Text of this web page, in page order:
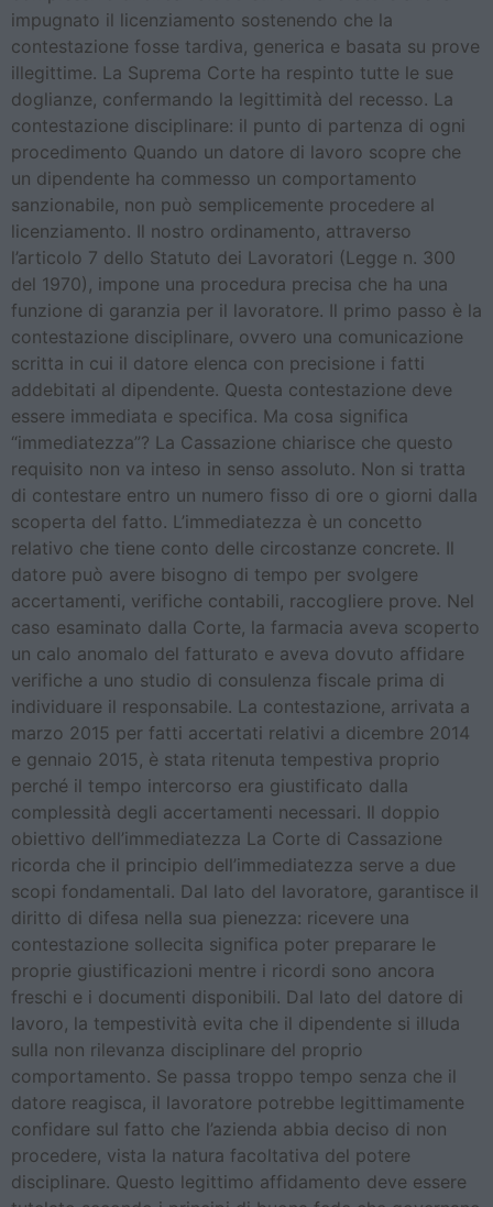
impugnato il licenziamento sostenendo che la
contestazione fosse tardiva, generica e basata su prove
illegittime. La Suprema Corte ha respinto tutte le sue
doglianze, confermando la legittimità del recesso. La
contestazione disciplinare: il punto di partenza di ogni
procedimento Quando un datore di lavoro scopre che
un dipendente ha commesso un comportamento
sanzionabile, non può semplicemente procedere al
licenziamento. Il nostro ordinamento, attraverso
l’articolo 7 dello Statuto dei Lavoratori (Legge n. 300
del 1970), impone una procedura precisa che ha una
funzione di garanzia per il lavoratore. Il primo passo è la
contestazione disciplinare, ovvero una comunicazione
scritta in cui il datore elenca con precisione i fatti
addebitati al dipendente. Questa contestazione deve
essere immediata e specifica. Ma cosa significa
“immediatezza”? La Cassazione chiarisce che questo
requisito non va inteso in senso assoluto. Non si tratta
di contestare entro un numero fisso di ore o giorni dalla
scoperta del fatto. L’immediatezza è un concetto
relativo che tiene conto delle circostanze concrete. Il
datore può avere bisogno di tempo per svolgere
accertamenti, verifiche contabili, raccogliere prove. Nel
caso esaminato dalla Corte, la farmacia aveva scoperto
un calo anomalo del fatturato e aveva dovuto affidare
verifiche a uno studio di consulenza fiscale prima di
individuare il responsabile. La contestazione, arrivata a
marzo 2015 per fatti accertati relativi a dicembre 2014
e gennaio 2015, è stata ritenuta tempestiva proprio
perché il tempo intercorso era giustificato dalla
complessità degli accertamenti necessari. Il doppio
obiettivo dell’immediatezza La Corte di Cassazione
ricorda che il principio dell’immediatezza serve a due
scopi fondamentali. Dal lato del lavoratore, garantisce il
diritto di difesa nella sua pienezza: ricevere una
contestazione sollecita significa poter preparare le
proprie giustificazioni mentre i ricordi sono ancora
freschi e i documenti disponibili. Dal lato del datore di
lavoro, la tempestività evita che il dipendente si illuda
sulla non rilevanza disciplinare del proprio
comportamento. Se passa troppo tempo senza che il
datore reagisca, il lavoratore potrebbe legittimamente
confidare sul fatto che l’azienda abbia deciso di non
procedere, vista la natura facoltativa del potere
disciplinare. Questo legittimo affidamento deve essere